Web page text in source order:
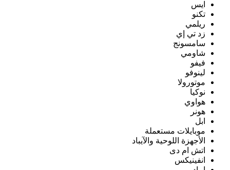
ايس
تكنو
ريلمي
زد تي إي
سامسونج
شاومي
فيفو
لينوفو
موتورولا
نوكيا
هواوي
هونر
ابل
موبايلات مستعملة
الأجهزة اللوحية والآيباد
اتش ام دى
انفينيكس